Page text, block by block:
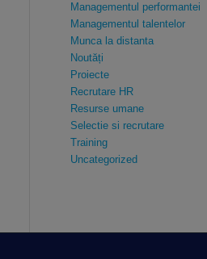
Managementul performantei
Managementul talentelor
Munca la distanta
Noutăți
Proiecte
Recrutare HR
Resurse umane
Selectie si recrutare
Training
Uncategorized